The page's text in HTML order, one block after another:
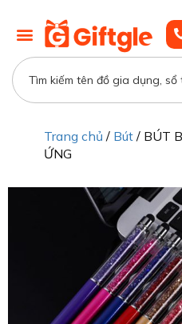
Trang chủ / Bút / BÚT
ỨNG